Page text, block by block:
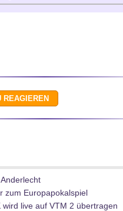
zum Europapokalspiel
wird live auf VTM 2 übertragen